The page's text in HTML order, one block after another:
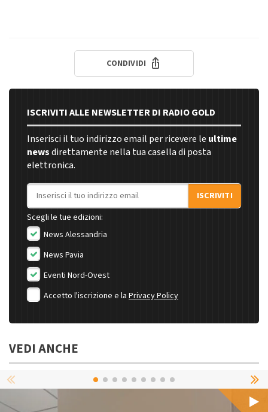
CONDIVIDI
ISCRIVITI ALLE NEWSLETTER DI RADIO GOLD
Inserisci il tuo indirizzo email per ricevere le ultime
newsdirettamente nella tua casella di posta
elettronica.
Indirizzo email
ISCRIVITI
Scegli le tue edizioni:
News Alessandria
News Pavia
Eventi Nord-Ovest
Accetto l'iscrizione e la Privacy Policy
VEDI ANCHE